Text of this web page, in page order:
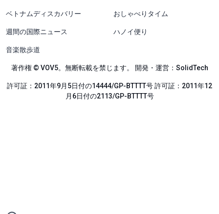
ベトナムディスカバリー おしゃべりタイム
週間の国際ニュース ハノイ便り
音楽散歩道
著作権 © VOV5。無断転載を禁じます。 開発・運営：SolidTech
許可証：2011年9月5日付の14444/GP-BTTTT号 許可証：2011年12
月6日付の2113/GP-BTTTT号